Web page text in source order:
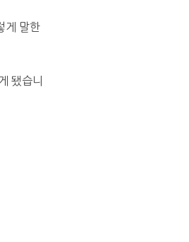
게 말한
됐습니